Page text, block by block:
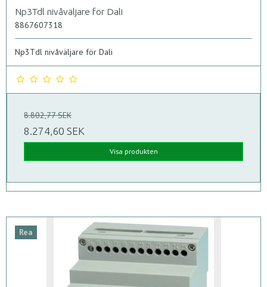
Np3Tdl nivåväljare för Dali
8867607318
Np3Tdl nivåväljare för Dali
8.802,77 SEK
8.274,60 SEK
Visa produkten
Rea